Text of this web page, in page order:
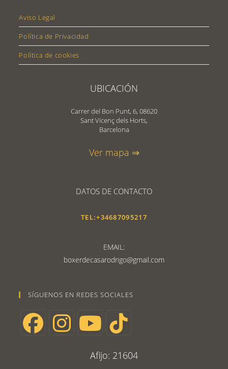
Aviso Legal
Política de Privacidad
Política de cookies
UBICACIÓN
Carrer del Bon Punt, 6, 08620
Sant Vicenç dels Horts,
Barcelona
Ver mapa ⇒
DATOS DE CONTACTO
TEL:+34687095217
EMAIL:
boxerdecasarodrigo@gmail.com
SÍGUENOS EN REDES SOCIALES
Afijo: 21604